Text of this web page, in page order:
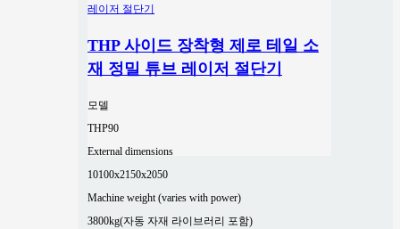
THP 사이드 장착형 제로 테일 소
재 정밀 튜브 레이저 절단기
모델
THP90
External dimensions
10100x2150x2050
Machine weight (varies with power)
3800kg(자동 자재 라이브러리 포함)